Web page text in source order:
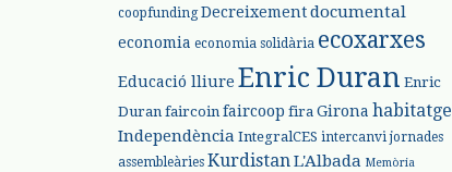
coopfunding Decreixementdocumental
economia economia solidària ecoxarxes
Educació lliure Enric Duran Enric
Duran faircoin faircoop fira Girona habitatge
Independència IntegralCES intercanvi jornades
assembleàries Kurdistan L'Albada Memòria